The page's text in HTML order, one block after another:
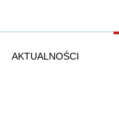
AKTUALNOŚCI